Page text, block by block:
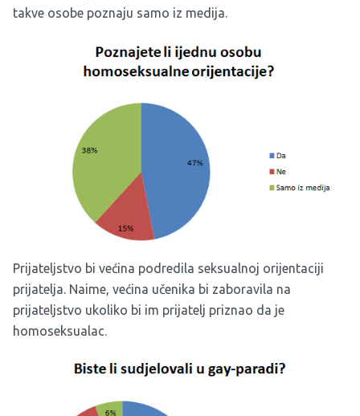
takve osobe poznaju samo iz medija.
Prijateljstvo bi većina podredila seksualnoj orijentaciji
prijatelja. Naime, većina učenika bi zaboravila na
prijateljstvo ukoliko bi im prijatelj priznao da je
homoseksualac.